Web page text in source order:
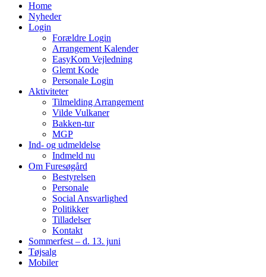
Home
Nyheder
Login
Forældre Login
Arrangement Kalender
EasyKom Vejledning
Glemt Kode
Personale Login
Aktiviteter
Tilmelding Arrangement
Vilde Vulkaner
Bakken-tur
MGP
Ind- og udmeldelse
Indmeld nu
Om Furesøgård
Bestyrelsen
Personale
Social Ansvarlighed
Politikker
Tilladelser
Kontakt
Sommerfest – d. 13. juni
Tøjsalg
Mobiler